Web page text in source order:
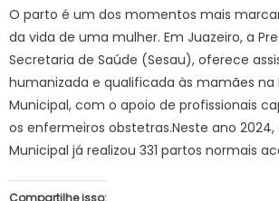
O parto é um dos momentos mais
da vida de uma mulher. Em Juazeiro, a
Secretaria de Saúde (Sesau), oferece
humanizada e qualificada às mamães na
Municipal, com o apoio de profissionais
os enfermeiros obstetras.Neste ano
Municipal já realizou 331 partos normais
Compartilhe isso: